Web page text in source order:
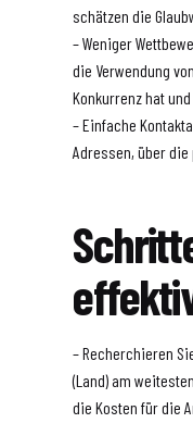
schätzen die
– Weniger
die Verwendung
Konkurrenz hat
– Einfache
Adressen, über
– Recherchieren
(Land) am
die Kosten für die